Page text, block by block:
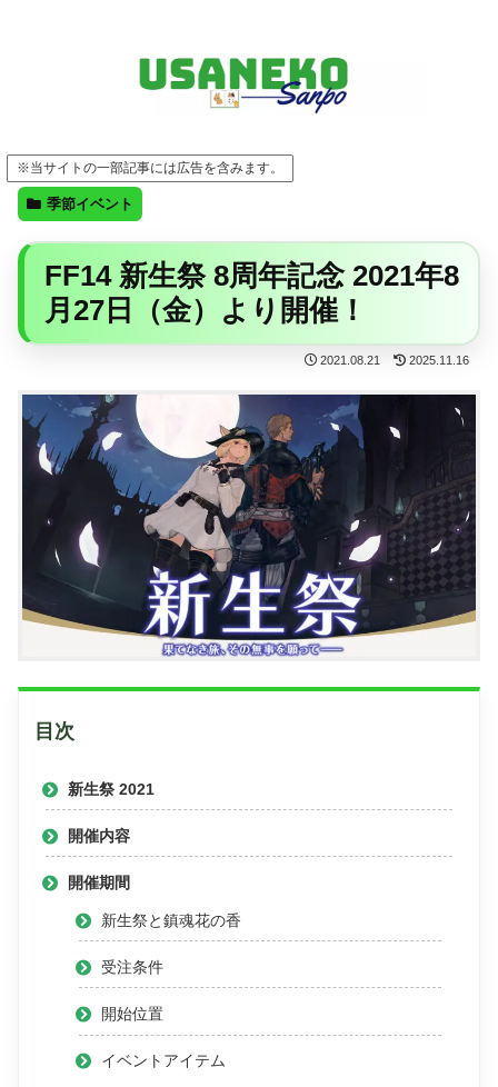
※当サイトの一部記事には広告を含みます。
季節イベント
FF14 新生祭 8周年記念 2021年8
月27日（金）より開催！
2021.08.21 2025.11.16
目次
新生祭 2021
開催内容
開催期間
新生祭と鎮魂花の香
受注条件
開始位置
イベントアイテム